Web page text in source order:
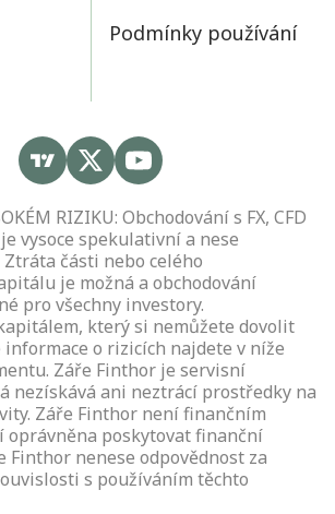
Podmínky používání
RIZIKU: Obchodování s FX, CFD
vysoce spekulativní a nese
části nebo celého
je možná a obchodování
pro všechny investory.
který si nemůžete dovolit
o rizicích najdete v níže
Záře Finthor je servisní
nezískává ani neztrácí prostředky na
Záře Finthor není finančním
poskytovat finanční
Finthor nenese odpovědnost za
s používáním těchto